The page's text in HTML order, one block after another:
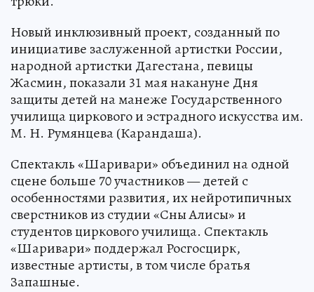
Новый инклюзивный проект, созданный по
инициативе заслуженной артистки России,
народной артистки Дагестана, певицы
Жасмин, показали 31 мая накануне Дня
защиты детей на манеже Государственного
училища циркового и эстрадного искусства им.
М. Н. Румянцева (Карандаша).
Спектакль «Шаривари» объединил на одной
сцене больше 70 участников — детей с
особенностями развития, их нейротипичных
сверстников из студии «Сны Алисы» и
студентов циркового училища. Спектакль
«Шаривари» поддержал Росгосцирк,
известные артисты, в том числе братья
Запашные.